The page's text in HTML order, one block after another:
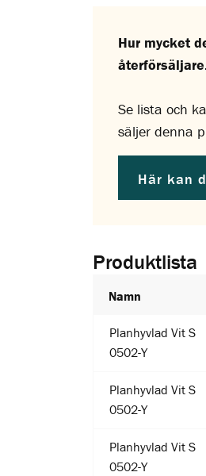
Hur mycket
Se lista och
säljer denna
Här kan
Produktlista
Namn
Planhyvlad Vit S
0502-Y
Planhyvlad Vit S
0502-Y
Planhyvlad Vit S
0502-Y